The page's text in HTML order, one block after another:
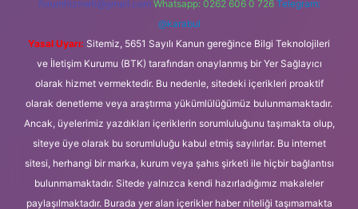
forumhizmeti@gmail.com Whatsapp: 0262 606 0 726 Telegram:
@karabul
Yasal Uyarı: Sitemiz, 5651 Sayılı Kanun gereğince Bilgi Teknolojileri
ve İletişim Kurumu (BTK) tarafından onaylanmış bir Yer Sağlayıcı
olarak hizmet vermektedir. Bu nedenle, sitedeki içerikleri proaktif
olarak denetleme veya araştırma yükümlülüğümüz bulunmamaktadır.
Ancak, üyelerimiz yazdıkları içeriklerin sorumluluğunu taşımakta olup,
siteye üye olarak bu sorumluluğu kabul etmiş sayılırlar. Bu internet
sitesi, herhangi bir marka, kurum veya şahıs şirketi ile hiçbir bağlantısı
bulunmamaktadır. Sitede yalnızca kendi hazırladığımız makaleler
paylaşılmaktadır. Burada yer alan içerikler haber niteliği taşımamakta